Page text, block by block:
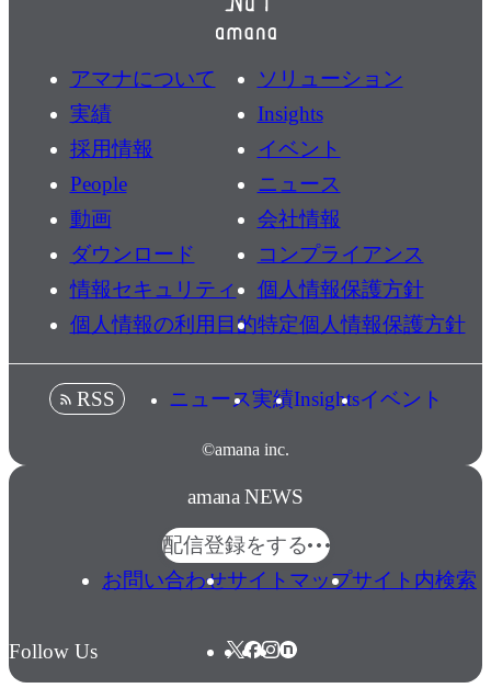
アマナについて
ソリューション
実績
Insights
採用情報
イベント
People
ニュース
動画
会社情報
ダウンロード
コンプライアンス
情報セキュリティ
個人情報保護方針
個人情報の利用目的特定個人情報保護方針
©amana inc.
RSS ニュース実績Insightsイベント
amana NEWS
配信登録をする
お問い合わせサイトマップサイト内検索
Follow Us